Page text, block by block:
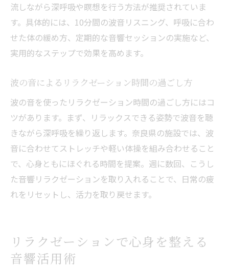
流しながら深呼吸や瞑想を行う方法が推奨されていま
す。具体的には、10分間の波音リスニング、呼吸に合わ
せた体の緩め方、定期的な音響セッションの実施など、
実用的なステップで効果を高めます。
波の音によるリラクゼーション時間の過ごし方
波の音を使ったリラクゼーション時間の過ごし方にはコ
ツがあります。まず、リラックスできる姿勢で波音を聴
きながら深呼吸を繰り返します。奈良県の施設では、波
音に合わせてストレッチや軽い体操を組み合わせること
で、心身ともにほぐれる時間を提案。週に数回、こうし
た音響リラクゼーションを取り入れることで、日常の疲
れをリセットし、活力を取り戻せます。
リラクゼーションで心身を整える
音響活用術